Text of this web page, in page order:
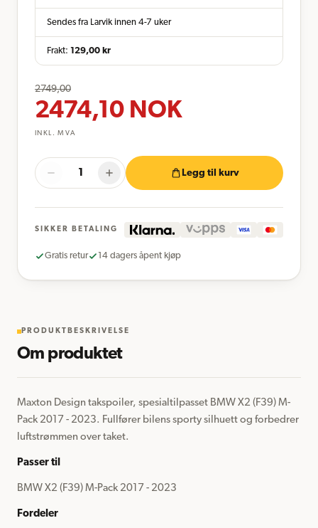
Sendes fra Larvik innen 4-7 uker
Frakt: 129,00 kr
2749,00
2474,10 NOK
INKL. MVA
Legg til kurv
SIKKER BETALING
Gratis retur 14 dagers åpent kjøp
PRODUKTBESKRIVELSE
Om produktet
Maxton Design takspoiler, spesialtilpasset BMW X2 (F39) M-
Pack 2017 - 2023. Fullfører bilens sporty silhuett og forbedrer
luftstrømmen over taket.
Passer til
BMW X2 (F39) M-Pack 2017 - 2023
Fordeler